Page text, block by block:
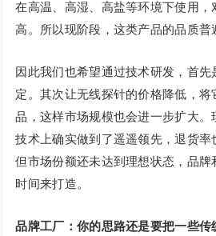
在高温、高湿、高盐等环境下使用，
高。所以现阶段，这类产品的品质普
因此我们也希望通过技术研发，首先
定。其次让无线探针的价格降低，
品，这样市场规模也会进一步扩大。
技术上确实做到了遥遥领先，退货率
但市场份额还未达到理想状态，品牌
时间来打造。
品牌工厂：你的思路还是要把一些传